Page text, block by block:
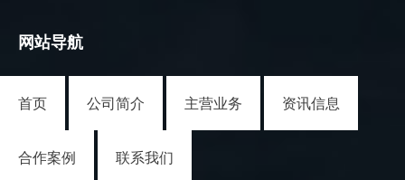
伸服务体系，为客户提供更加优质，高效，安全的货运服
区，为广大客户提供完善的一站式的货运服务。
网站导航
首页 公司简介 主营业务 资讯信息
合作案例 联系我们